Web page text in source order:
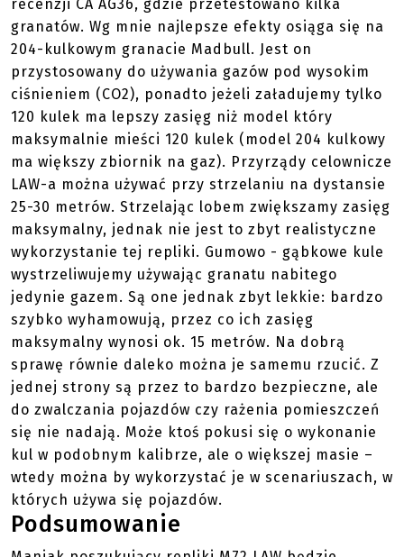
spiłowana została część zbijająca spłonkę granatu
(granaty Madbull mają spłonkę równo z podstawą
granatu). Najważniejsze pytanie: jak strzela ten
LAW? Odpowiedź nie jest jednoznaczna, zależy
bowiem od rodzaju użytego granatu. Długa lufa
M72A2 nie ma widocznego wpływu na rozrzut
kulek, w porównaniu do innych granatników. Jeżeli
więc interesuje was zasięg i rozrzut odsyłam do
recenzji CA AG36, gdzie przetestowano kilka
granatów. Wg mnie najlepsze efekty osiąga się na
204-kulkowym granacie Madbull. Jest on
przystosowany do używania gazów pod wysokim
ciśnieniem (CO2), ponadto jeżeli załadujemy tylko
120 kulek ma lepszy zasięg niż model który
maksymalnie mieści 120 kulek (model 204 kulkowy
ma większy zbiornik na gaz). Przyrządy celownicze
LAW-a można używać przy strzelaniu na dystansie
25-30 metrów. Strzelając lobem zwiększamy zasięg
maksymalny, jednak nie jest to zbyt realistyczne
wykorzystanie tej repliki. Gumowo - gąbkowe kule
wystrzeliwujemy używając granatu nabitego
jedynie gazem. Są one jednak zbyt lekkie: bardzo
szybko wyhamowują, przez co ich zasięg